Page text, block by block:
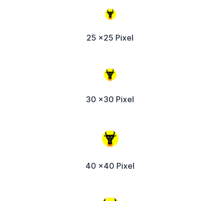
25 x25 Pixel
30 x30 Pixel
40 x40 Pixel